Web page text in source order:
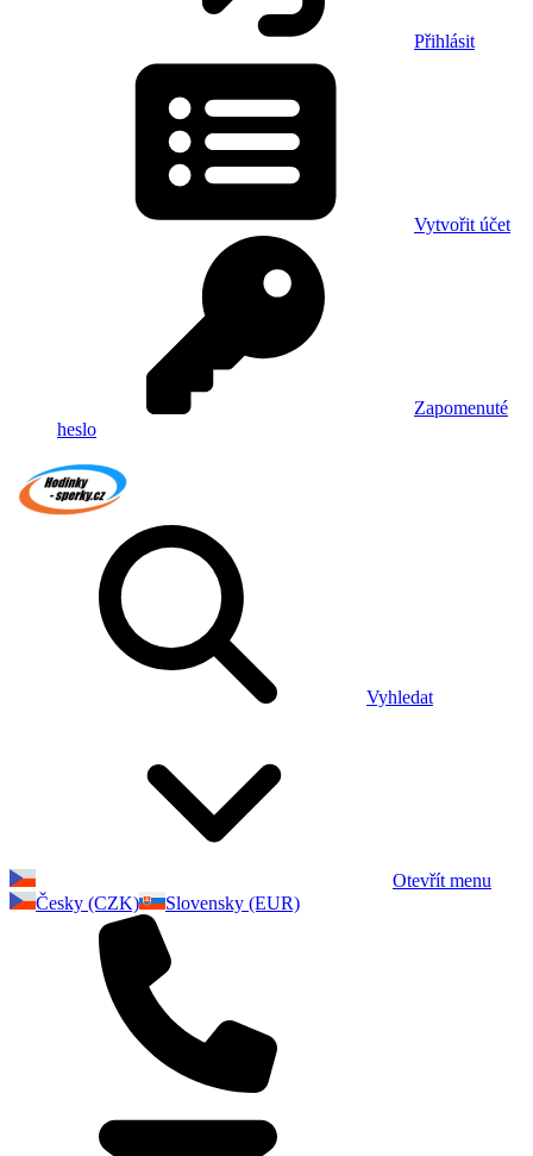
Přihlásit
Vytvořit účet
Zapomenuté
heslo
Vyhledat
Otevřít menu
Česky (CZK)
Slovensky (EUR)